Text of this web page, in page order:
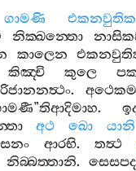
ගාමණි
නික‍්ඛන‍්තො
කාලෙන
කිඤ‍්චි කුලෙ
.
”තිආදිමාහ.
අථ ඛො යානි
ආරභි. තත්‍ථ
නිබ‍්බත‍්තානි.